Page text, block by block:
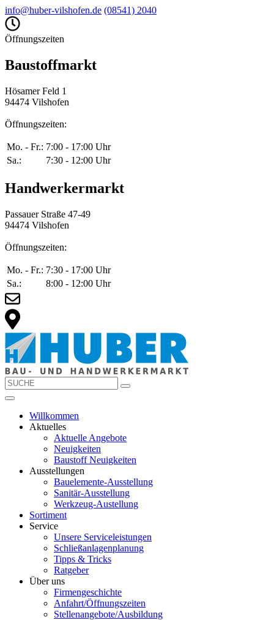
info@huber-vilshofen.de (08541) 2040
Öffnungszeiten
Baustoffmarkt
Hösamer Feld 1
94474 Vilshofen
Öffnungszeiten:
Mo. - Fr.: 7:00 - 17:00 Uhr
Sa.:
7:30 - 12:00 Uhr
Handwerkermarkt
Passauer Straße 47-49
94474 Vilshofen
Öffnungszeiten:
Mo. - Fr.: 7:30 - 17:00 Uhr
Sa.:
8:00 - 12:00 Uhr
Willkommen
Aktuelles
Aktuelle Angebote
Neuigkeiten
Baustoff Neuigkeiten
Ausstellungen
Bauelemente-Ausstellung
Sanitär-Ausstellung
Werkzeug-Austellung
Sortiment
Service
Unsere Serviceleistungen
Schließanlagenplanung
Tipps & Tricks
Ratgeber
Über uns
Firmengeschichte
Anfahrt/Öffnungszeiten
Stellenangebote/Ausbildung